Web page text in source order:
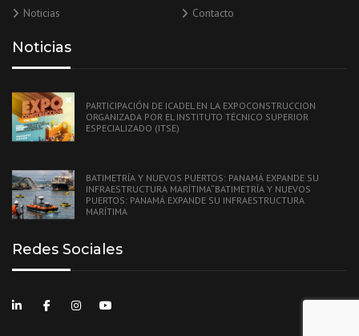
Noticias Contacto
Noticias
PARTICIPACIÓN DE ICADEL EN LA EXPOCONSTRUCCION
ORGANIZADA POR EL INSTITUTO TÉCNICO SUPERIOR
ESPECIALIZADO (ITSE)
BATIMETRÍA Y NUEVOS PUERTOS: PANAMÁ EXPANDE SU
INFRAESTRUCTURA MARÍTIMA“BATIMETRÍA Y NUEVOS
PUERTOS: PANAMÁ EXPANDE SU INFRAESTRUCTURA
MARÍTIMA
Redes Sociales